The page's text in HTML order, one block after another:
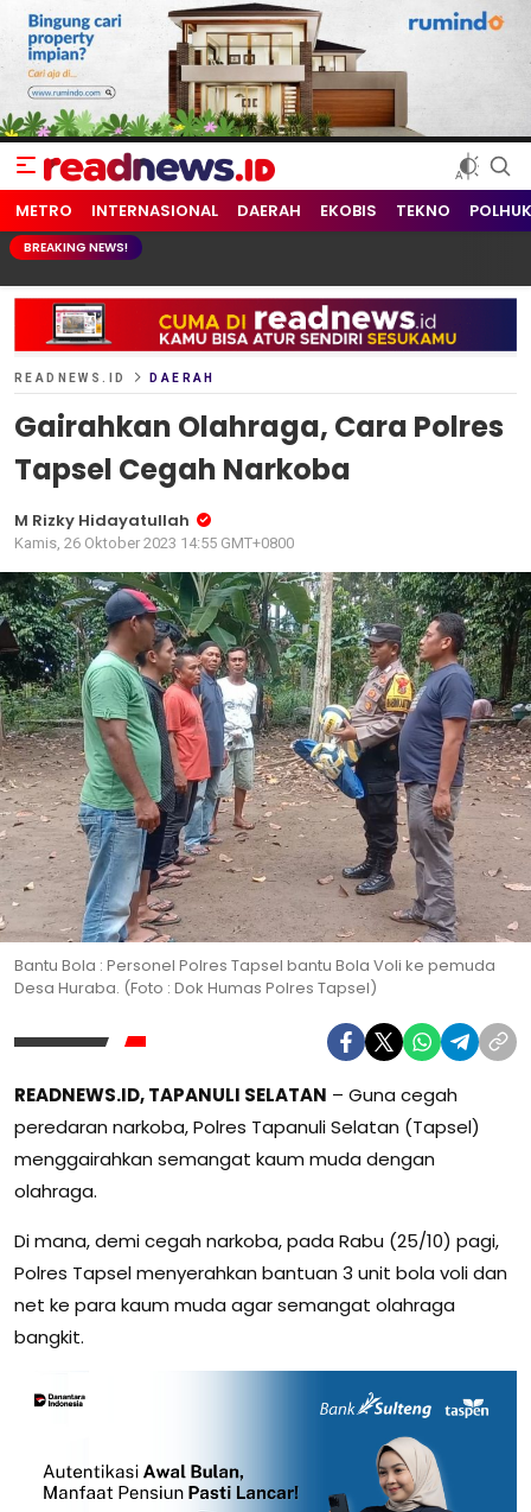
readnews.id
Berita Terkini, Update Terbaru Hari ini dari Indonesia dan Dunia
METRO INTERNASIONAL DAERAH EKOBIS TEKNO
BREAKING NEWS!
READNEWS.ID DAERAH
Gairahkan Olahraga, Cara Polres
Tapsel Cegah Narkoba
M Rizky Hidayatullah
Kamis, 26 Oktober 2023 14:55 GMT+0800
Bantu Bola : Personel Polres Tapsel bantu Bola Voli ke pemuda
Desa Huraba. (Foto : Dok Humas Polres Tapsel)
READNEWS.ID, TAPANULI SELATAN – Guna cegah
peredaran narkoba, Polres Tapanuli Selatan (Tapsel)
menggairahkan semangat kaum muda dengan
olahraga.
Di mana, demi cegah narkoba, pada Rabu (25/10) pagi,
Polres Tapsel menyerahkan bantuan 3 unit bola voli dan
net ke para kaum muda agar semangat olahraga
bangkit.